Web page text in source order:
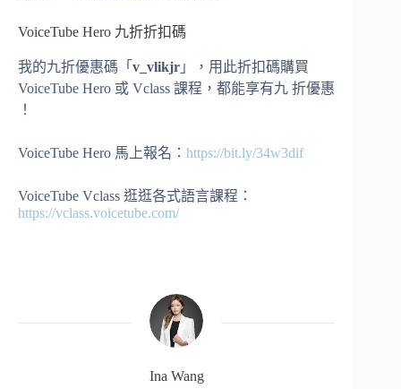
VoiceTube Hero 九折折扣碼
我的九折優惠碼「 v_vlikjr 」，用此折扣碼購買
VoiceTube Hero 或 Vclass 課程，都能享有九 折優惠
！
VoiceTube Hero 馬上報名： https://bit.ly/34w3dif
VoiceTube Vclass 逛逛各式語言課程：
https://vclass.voicetube.com/
Ina Wang